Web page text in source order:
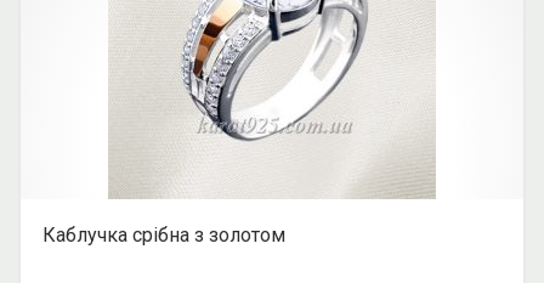
Каблучка срібна з золотом